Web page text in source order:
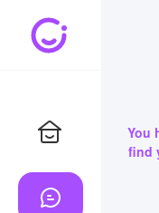
You
find